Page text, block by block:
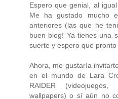
Espero que genial, al
Me ha gustado mucho
anteriores (las que he
buen blog! Ya tienes una
suerte y espero que
Ahora, me gustaría
en el mundo de Lara
RAIDER (videojuegos,
wallpapers) o sí aún no